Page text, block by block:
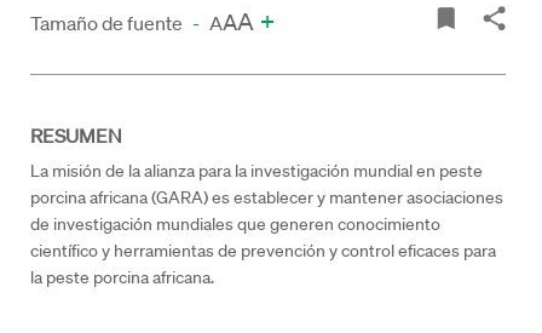
Tamaño de fuente - AAA +
RESUMEN
La misión de la alianza para la investigación mundial en peste
porcina africana (GARA) es establecer y mantener asociaciones
de investigación mundiales que generen conocimiento
científico y herramientas de prevención y control eficaces para
la peste porcina africana.